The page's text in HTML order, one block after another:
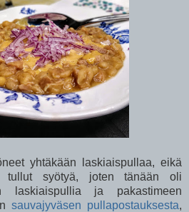
yhtäkään laskiaispullaa, eikä
tullut syötyä, joten tänään oli
laskiaispullia ja pakastimeen
sauvajyväsen pullapostauksesta,